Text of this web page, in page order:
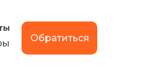
Обратиться